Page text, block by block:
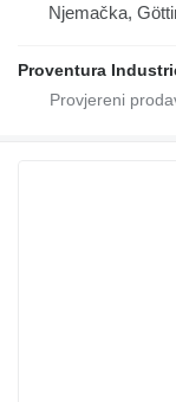
Njemačka,
Proventura